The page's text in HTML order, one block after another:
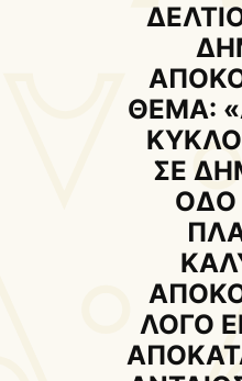
Ανακοινώσεις
Προκηρ. Δημ.
Δήμαρχος
Δημοτικό Συμβούλιο
Δ.Ε. Αρμένων
Δ.Ε. Βάμου
ΘΕΜΑ:
ΣΕ
ΟΔΟ
ΛΟΓΟ